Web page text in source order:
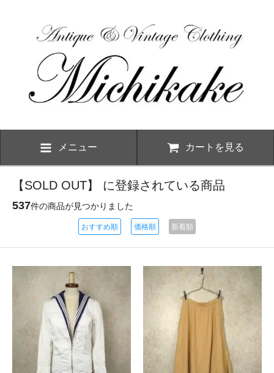
メニュー カートを見る
【SOLD OUT】 に登録されている商品
537件の商品が見つかりました
おすすめ順 価格順 新着順